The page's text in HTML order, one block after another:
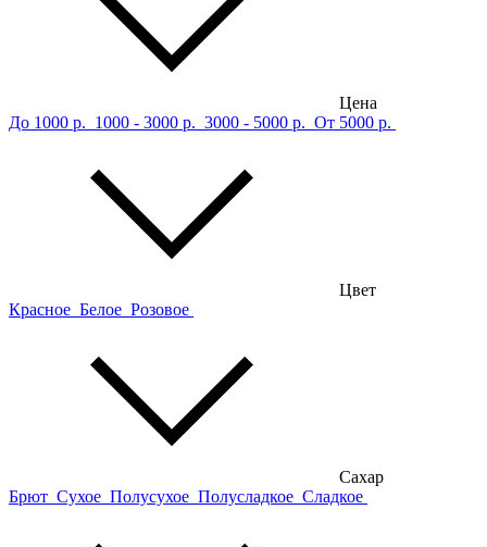
Цена
До 1000 р. 1000 - 3000 р. 3000 - 5000 р. От 5000 р.
Цвет
Красное Белое Розовое
Сахар
Брют Сухое Полусухое Полусладкое Сладкое